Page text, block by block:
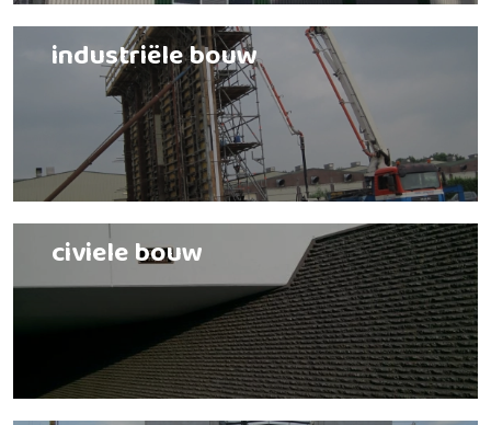
industriële bouw
civiele bouw